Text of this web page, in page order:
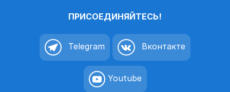
ПРИСОЕДИНЯЙТЕСЬ!
Telegram Вконтакте
Youtube